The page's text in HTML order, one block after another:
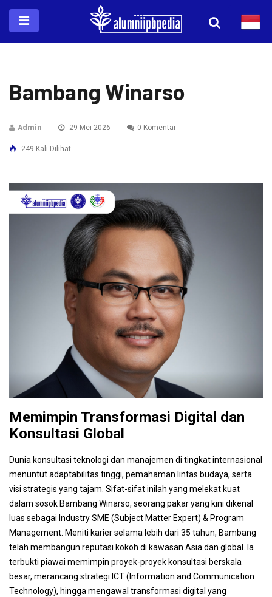
Bambang Winarso
Admin 29 Mei 2026 0 Komentar
249 Kali Dilihat
Memimpin Transformasi Digital dan
Konsultasi Global
Dunia konsultasi teknologi dan manajemen di tingkat internasional
menuntut adaptabilitas tinggi, pemahaman lintas budaya, serta
visi strategis yang tajam. Sifat-sifat inilah yang melekat kuat
dalam sosok Bambang Winarso, seorang pakar yang kini dikenal
luas sebagai Industry SME (Subject Matter Expert) & Program
Management. Meniti karier selama lebih dari 35 tahun, Bambang
telah membangun reputasi kokoh di kawasan Asia dan global. Ia
terbukti piawai memimpin proyek-proyek konsultasi berskala
besar, merancang strategi ICT (Information and Communication
Technology), hingga mengawal transformasi digital yang